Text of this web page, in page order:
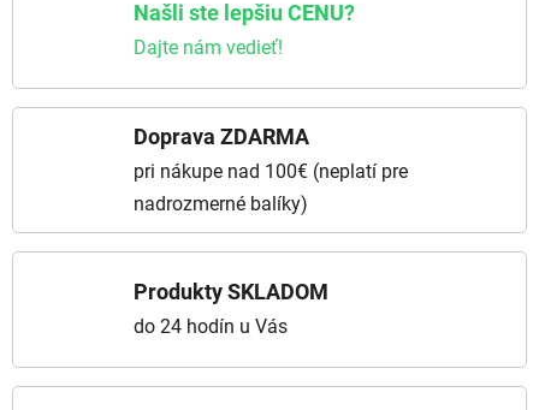
Našli ste lepšiu CENU?
Dajte nám vedieť!
Doprava ZDARMA
pri nákupe nad 100€ (neplatí pre
nadrozmerné balíky)
Produkty SKLADOM
do 24 hodín u Vás